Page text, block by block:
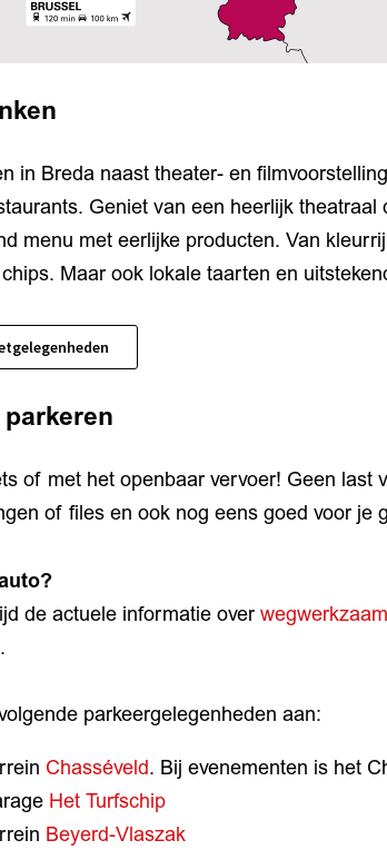
in Breda naast theater- en
Geniet van een heerlijk theatraal
menu met eerlijke producten. Van
Maar ook lokale taarten en
of met het openbaar vervoer! Geen last
of files en ook nog eens goed voor je
de actuele informatie over
parkeergelegenheden aan:
Chasséveld. Bij evenementen is het
Het Turfschip
Beyerd-Vlaszak